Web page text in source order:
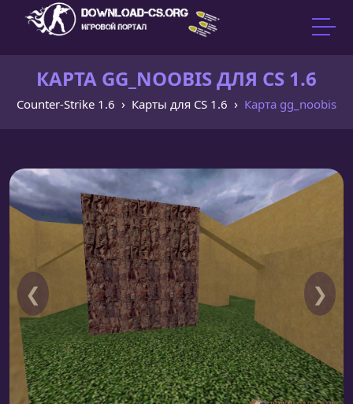
КАРТА GG_NOOBIS ДЛЯ CS 1.6
Counter-Strike 1.6 Карты для CS 1.6 Карта gg_noobis
❮ ❯